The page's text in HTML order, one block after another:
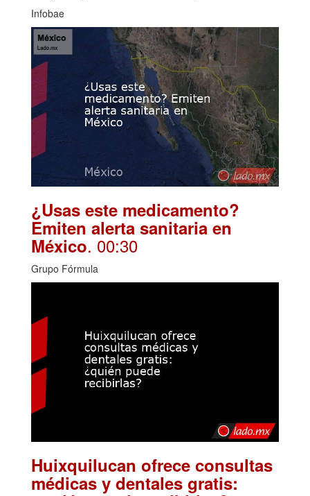
Infobae
¿Usas este medicamento?
Emiten alerta sanitaria en
México. 00:30
Grupo Fórmula
Huixquilucan ofrece consultas
médicas y dentales gratis: